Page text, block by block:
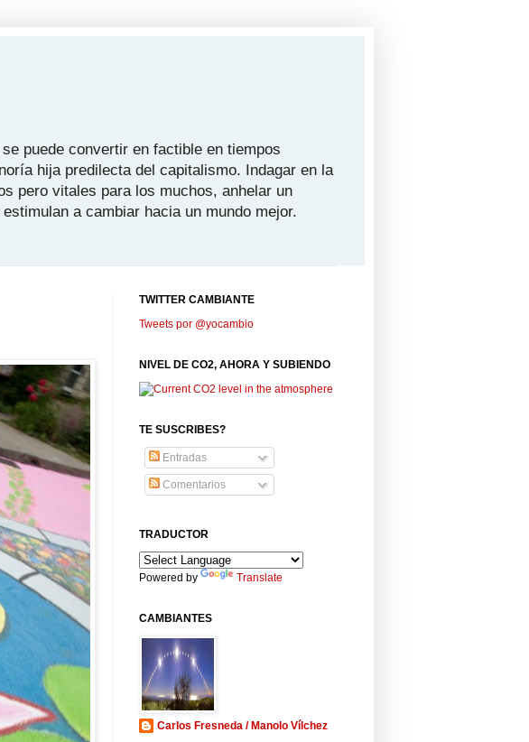
puede convertir en factible en tiempos
hija predilecta del capitalismo. Indagar en la
pero vitales para los muchos, anhelar un
a cambiar hacia un mundo mejor.
TWITTER CAMBIANTE
Tweets por @yocambio
NIVEL DE CO2, AHORA Y SUBIENDO
TE SUSCRIBES?
Entradas
Comentarios
TRADUCTOR
Powered by Translate
CAMBIANTES
Carlos Fresneda / Manolo Vílchez